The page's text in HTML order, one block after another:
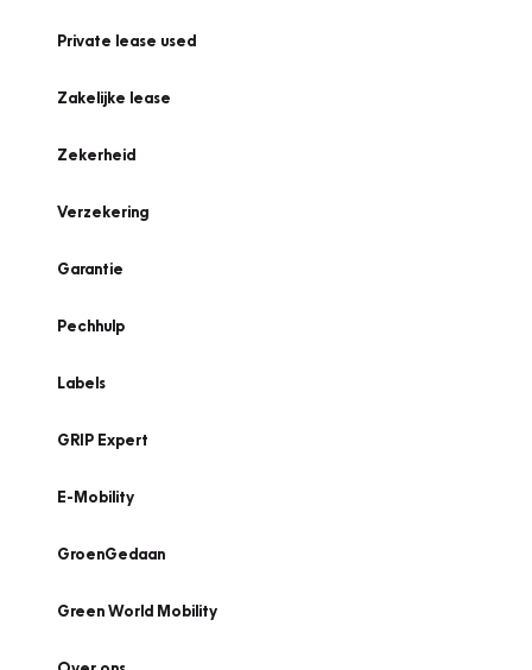
Private lease used
Zakelijke lease
Zekerheid
Verzekering
Garantie
Pechhulp
Labels
GRIP Expert
E-Mobility
GroenGedaan
Green World Mobility